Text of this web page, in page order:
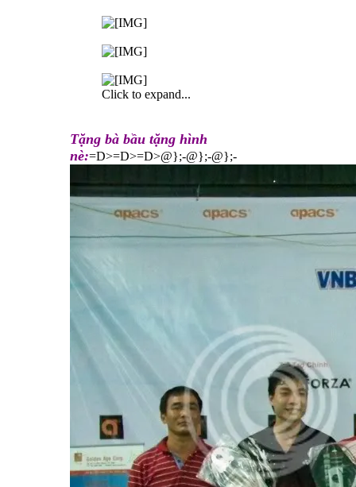
Click to expand...
Tặng bà bầu tặng hình
nè:=D>=D>=D>@};-@};-@};-